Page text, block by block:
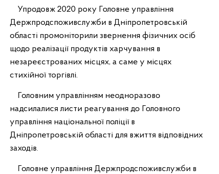
Упродовж 2020 року Головне управління
Держпродспоживслужби в Дніпропетровській
області промоніторили звернення фізичних осіб
щодо реалізації продуктів харчування в
незареєстрованих місцях, а саме у місцях
стихійної торгівлі.
Головним управлінням неодноразово
надсилалися листи реагування до Головного
управління національної поліції в
Дніпропетровській області для вжиття відповідних
заходів.
Головне управління Держпродспоживслужби в